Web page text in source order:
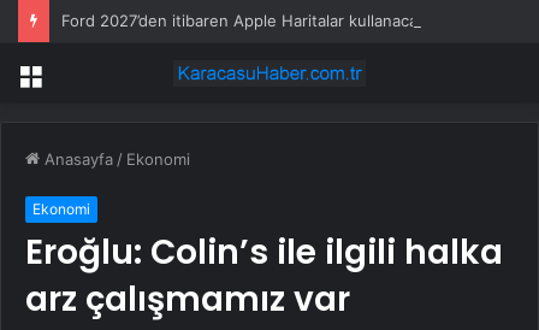
Ford 2027’den itibaren Apple Haritalar kullanacak
Menü
Anasayfa / Ekonomi
Ekonomi
Eroğlu: Colin’s ile ilgili halka
arz çalışmamız var